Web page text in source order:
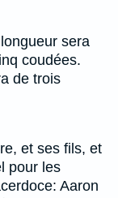
sera
coudées.
de trois
et ses fils, et
pour les
Aaron